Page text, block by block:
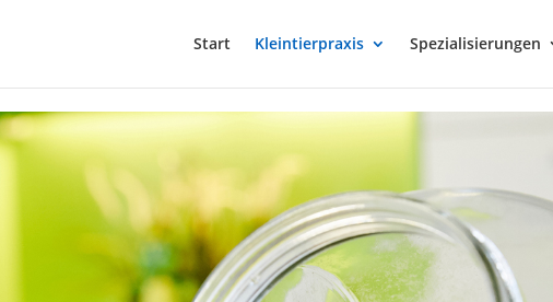
Start
Kleintierpraxis Spezialisierungen